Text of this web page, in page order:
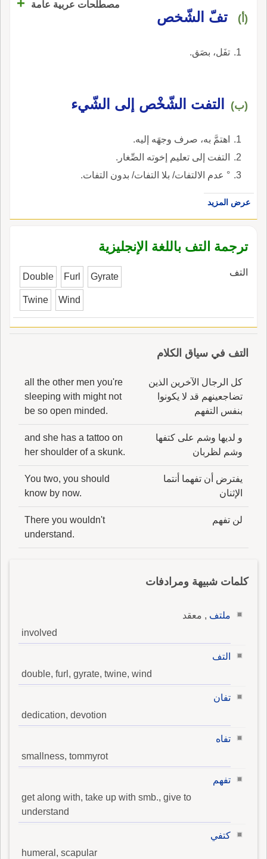
مصطلحات عربية عامة
(أ) تفّ الشّخص
تفَل، بصَق.
(ب) التفت الشّخْص إلى الشّيء
اهتمَّ به، صرف وجهَه إليه.
التفت إلى تعليم إخوته الصِّغار.
° عدم الالتفات/ بلا التفات/ بدون التفات.
عرض المزيد
ترجمة التف باللغة الإنجليزية
التف Double Furl Gyrate
Twine Wind
التف في سياق الكلام
كل الرجال الآخرين الذين
تضاجعينهم قد لا يكونوا
بنفس التفهم
all the other men you're
sleeping with might not
be so open minded.
و لديها وشم على كتفها
وشم لظربان
and she has a tattoo on
her shoulder of a skunk.
يفترض أن تفهما أنتما
الإثنان
You two, you should
know by now.
لن تفهم
There you wouldn't
understand.
كلمات شبيهة ومرادفات
ملتف , معقد
involved
التف
double, furl, gyrate, twine, wind
تفان
dedication, devotion
تفاه
smallness, tommyrot
تفهم
get along with, take up with smb., give to
understand
كتفي
humeral, scapular